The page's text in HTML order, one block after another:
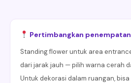
Pertimbangkan penempatan
Standing flower untuk area
dari jarak jauh — pilih warna cerah
Untuk dekorasi dalam ruangan,